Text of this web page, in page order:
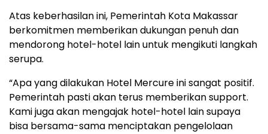
Atas keberhasilan ini, Pemerintah Kota Makassar
berkomitmen memberikan dukungan penuh dan
mendorong hotel-hotel lain untuk mengikuti langkah
serupa.
“Apa yang dilakukan Hotel Mercure ini sangat positif.
Pemerintah pasti akan terus memberikan support.
Kami juga akan mengajak hotel-hotel lain supaya
bisa bersama-sama menciptakan pengelolaan